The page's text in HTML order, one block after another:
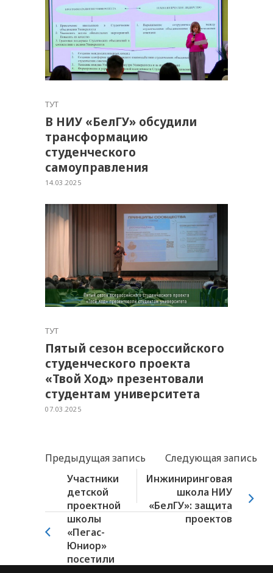
ТУТ
В НИУ «БелГУ» обсудили
трансформацию
студенческого
самоуправления
14.03.2025
ТУТ
Пятый сезон всероссийского
студенческого проекта
«Твой Ход» презентовали
студентам университета
07.03.2025
Предыдущая запись
Следующая запись
Участники
детской
проектной
школы
«Пегас-
Юниор»
посетили
Инжиниринговая
школа НИУ
«БелГУ»: защита
проектов